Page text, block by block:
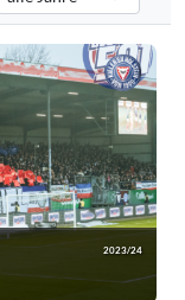
Verein.
die Choreografien
2023/24